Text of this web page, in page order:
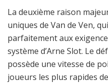
La deuxième raison
uniques de Van de Ven,
parfaitement aux
système d’Arne Slot. Le
possède une vitesse de
joueurs les plus rapides